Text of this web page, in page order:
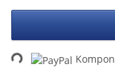
Loading...